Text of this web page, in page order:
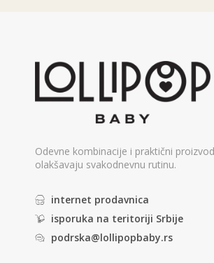
Odevne kombinacije i praktični
olakšavaju svakodnevnu rutinu.
internet prodavnica
isporuka na teritoriji Srbije
podrska@lollipopbaby.rs